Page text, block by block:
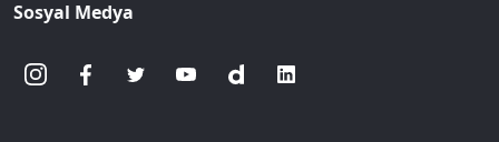
Sosyal Medya